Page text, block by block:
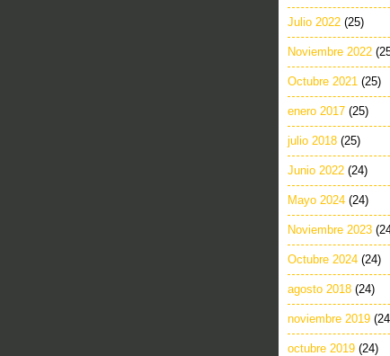
Julio 2022 (25)
Noviembre 2022
Octubre 2021 (25)
enero 2017 (25)
julio 2018 (25)
Junio 2022 (24)
Mayo 2024 (24)
Noviembre 2023
Octubre 2024 (24)
agosto 2018 (24)
noviembre 2019
octubre 2019 (24)